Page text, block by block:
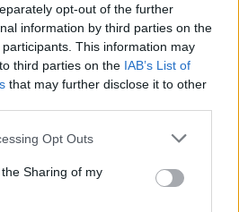
opt-out of the further
information by third parties on the
participants. This information may
third parties on the IAB’s List of
that may further disclose it to other
Opt Outs
Sharing of my